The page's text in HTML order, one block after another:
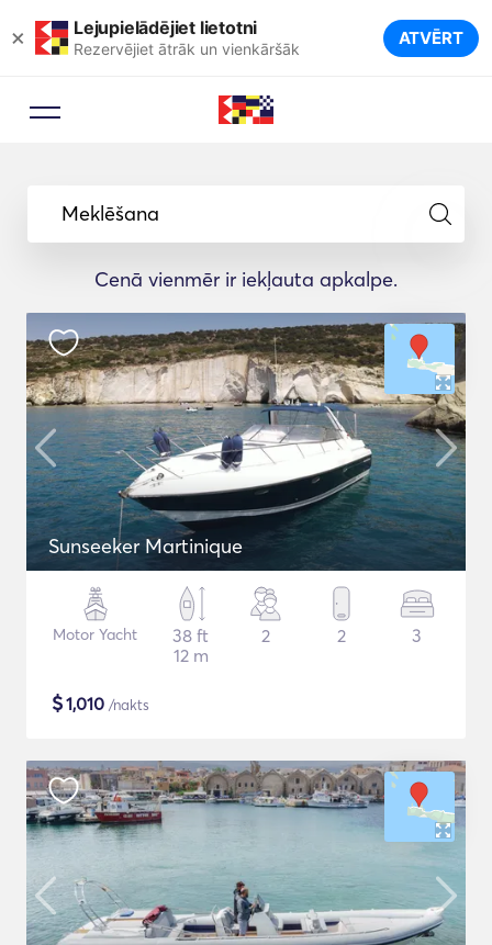
× Lejupielādējiet lietotni
Rezervējiet ātrāk un vienkāršāk ATVĒRT
Meklēšana
Cenā vienmēr ir iekļauta apkalpe.
Sunseeker Martinique
Motor Yacht
38 ft
12 m
2 2 3
$1,010 /nakts